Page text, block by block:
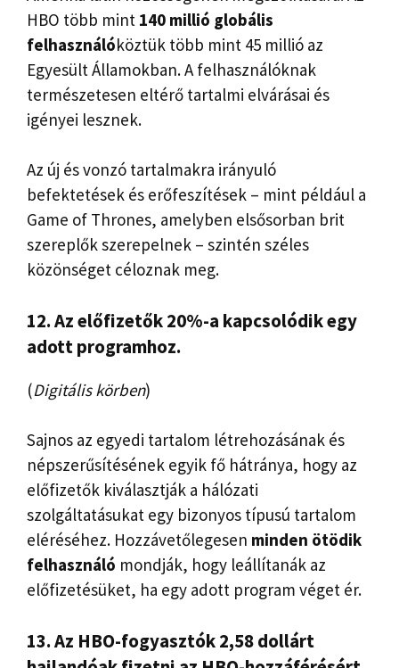
HBO több mint 140 millió globális
felhasználóköztük több mint 45 millió az
Egyesült Államokban. A felhasználóknak
természetesen eltérő tartalmi elvárásai és
igényei lesznek.
Az új és vonzó tartalmakra irányuló
befektetések és erőfeszítések – mint például a
Game of Thrones, amelyben elsősorban brit
szereplők szerepelnek – szintén széles
közönséget céloznak meg.
12. Az előfizetők 20%-a kapcsolódik egy
adott programhoz.
(Digitális körben)
Sajnos az egyedi tartalom létrehozásának és
népszerűsítésének egyik fő hátránya, hogy az
előfizetők kiválasztják a hálózati
szolgáltatásukat egy bizonyos típusú tartalom
eléréséhez. Hozzávetőlegesen minden ötödik
felhasználó mondják, hogy leállítanák az
előfizetésüket, ha egy adott program véget ér.
13. Az HBO-fogyasztók 2,58 dollárt